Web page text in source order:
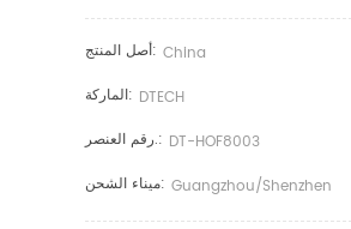
أصل المنتج: China
الماركة: DTECH
رقم العنصر.: DT-HOF8003
ميناء الشحن: Guangzhou/shenzhen